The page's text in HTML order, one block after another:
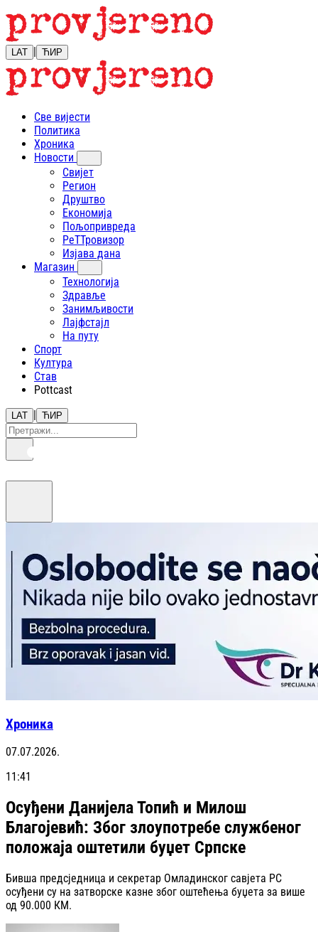
LAT | ЋИР
Све вијести
Политика
Хроника
Новости
Свијет
Регион
Друштво
Економија
Пољопривреда
РеТТровизор
Изјава дана
Магазин
Технологија
Здравље
Занимљивости
Лајфстajл
На путу
Спорт
Култура
Став
Pottcast
LAT | ЋИР
Хроника
07.07.2026.
11:41
Осуђени Данијела Топић и Милош
Благојевић: Због злоупотребе службеног
положаја оштетили буџет Српске
Бивша предсједница и секретар Омладинског савјета РС
осуђени су на затворске казне због оштећења буџета за више
од 90.000 КМ.